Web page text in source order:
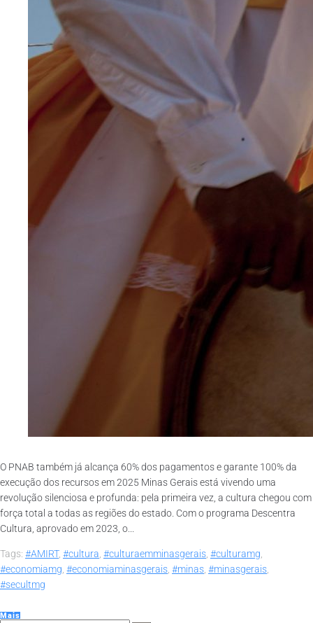
O PNAB também já alcança 60% dos pagamentos e garante 100% da
execução dos recursos em 2025 Minas Gerais está vivendo uma
revolução silenciosa e profunda: pela primeira vez, a cultura chegou com
força total a todas as regiões do estado. Com o programa Descentra
Cultura, aprovado em 2023, o...
Tags: #AMIRT, #cultura, #culturaemminasgerais, #culturamg,
#economiamg, #economiaminasgerais, #minas, #minasgerais,
#secultmg
Mais